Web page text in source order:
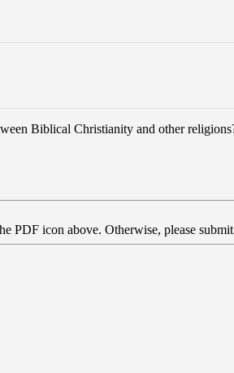
Biblical Christianity and other
icon above. Otherwise, please